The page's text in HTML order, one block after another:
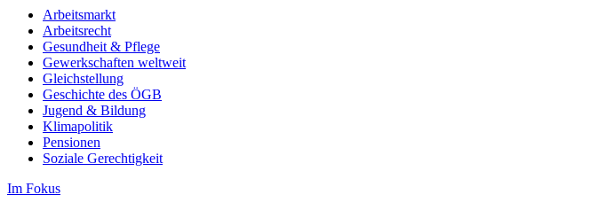
Arbeitsmarkt
Arbeitsrecht
Gesundheit & Pflege
Gewerkschaften weltweit
Gleichstellung
Geschichte des ÖGB
Jugend & Bildung
Klimapolitik
Pensionen
Soziale Gerechtigkeit
Im Fokus